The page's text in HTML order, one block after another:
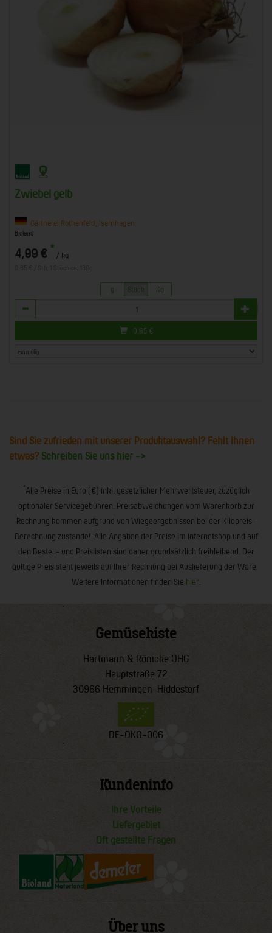
Zwiebel gelb
Gärtnerei Rothenfeld, Isernhagen
Bioland
4,99 € * / kg
g Stück Kg
Anzahl
0,65 €
Sind Sie zufrieden mit unserer Produktauswahl? Fehlt Ihnen
etwas? Schreiben Sie uns hier ->
*Alle Preise in Euro (€) inkl. gesetzlicher Mehrwertsteuer, zuzüglich
optionaler Servicegebühren. Preisabweichungen vom Warenkorb zur
Rechnung kommen aufgrund von Wiegeergebnissen bei der Kilopreis-
Berechnung zustande! Alle Angaben der Preise im Internetshop und auf
den Bestell- und Preislisten sind daher grundsätzlich freibleibend. Der
gültige Preis steht jeweils auf Ihrer Rechnung bei Auslieferung der Ware.
Weitere Informationen finden Sie hier
Gemüsekiste
Hartmann & Rönicke OHG
Hauptstraße 72
30966 Hemmingen-Hiddestorf
DE-ÖKO-006
Kundeninfo
Ihre Vorteile
Liefergebiet
Oft gestellte Fragen
Über uns